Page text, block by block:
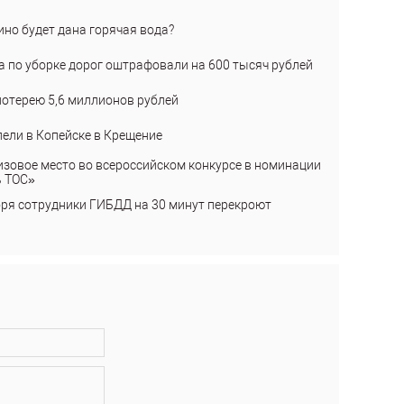
будет дана горячая вода?
по уборке дорог оштрафовали на 600 тысяч рублей
5,6 миллионов рублей
в Копейске в Крещение
место во всероссийском конкурсе в номинации
ТОС»
сотрудники ГИБДД на 30 минут перекроют